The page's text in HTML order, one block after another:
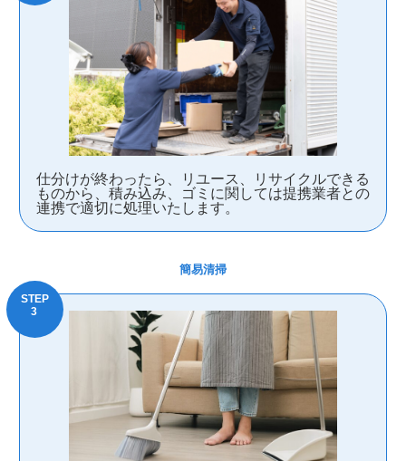
仕分けが終わったら、リユース、リサイクルできる
ものから、積み込み、ゴミに関しては提携業者との
連携で適切に処理いたします。
簡易清掃